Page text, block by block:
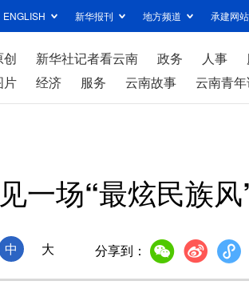
ENGLISH 新华报刊 地方频道 承建网站
创 新华社记者看云南 政务 人事
片 经济 服务 云南故事 云南青
一场“最炫民族风
中 大 分享到：